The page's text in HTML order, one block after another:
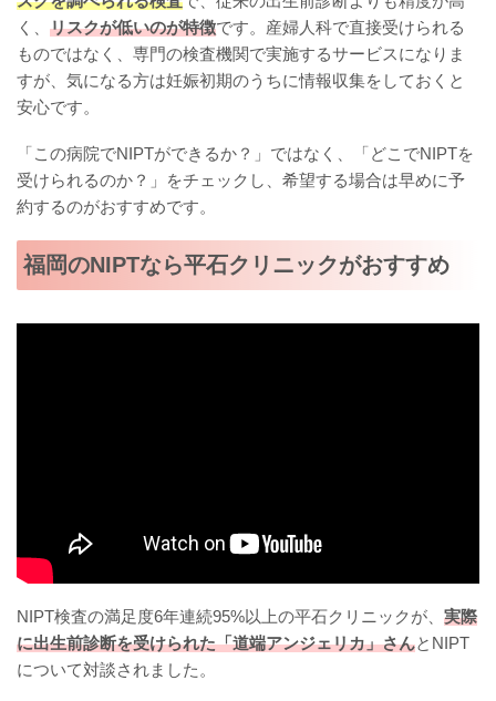
く、 リスクが低いのが特徴です。産婦人科で直接受けられる
ものではなく、専門の検査機関で実施するサービスになりま
すが、気になる方は妊娠初期のうちに情報収集をしておくと
安心です。
「この病院でNIPTができるか？」ではなく、「どこでNIPTを
受けられるのか？」をチェックし、希望する場合は早めに予
約するのがおすすめです。
福岡のNIPTなら平石クリニックがおすすめ
NIPT検査の満足度6年連続95%以上の平石クリニックが、 実際
に出生前診断を受けられた「道端アンジェリカ」さんとNIPT
について対談されました。